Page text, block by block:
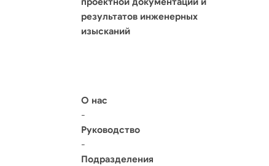
результатов инженерных
изысканий
О нас
-
Руководство
-
Подразделения